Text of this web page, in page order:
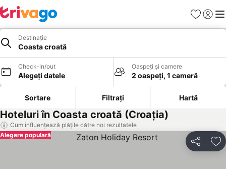
Favorite
Destinație
Coasta croată
Check-in/out
Alegeți datele
Oaspeți și camere
2 oaspeți, 1 cameră
Sortare Filtrați Hartă
Hoteluri în Coasta croată (Croaţia)
Cum influențează plățile către noi rezultatele
Distribuiți
Alegere populară